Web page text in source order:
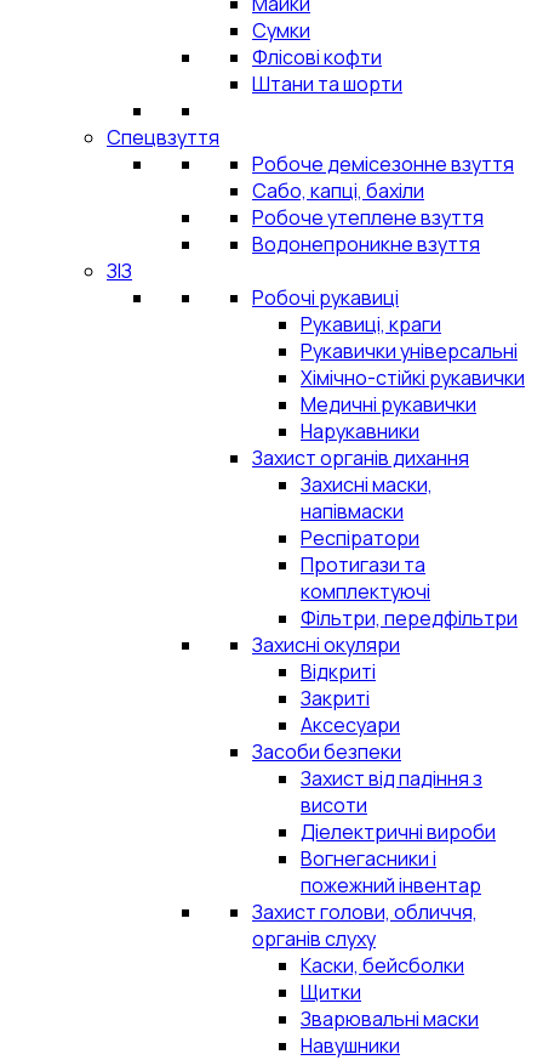
Сумки
Флісові кофти
Штани та шорти
Спецвзуття
Робоче демісезонне взуття
Сабо, капці, бахіли
Робоче утеплене взуття
Водонепроникне взуття
ЗІЗ
Робочі рукавиці
Рукавиці, краги
Рукавички універсальні
Хімічно-стійкі рукавички
Медичні рукавички
Нарукавники
Захист органів дихання
Захисні маски,
напівмаски
Респіратори
Протигази та
комплектуючі
Фільтри, передфільтри
Захисні окуляри
Відкриті
Закриті
Аксесуари
Засоби безпеки
Захист від падіння з
висоти
Діелектричні вироби
Вогнегасники і
пожежний інвентар
Захист голови, обличчя,
органів слуху
Каски, бейсболки
Щитки
Зварювальні маски
Навушники